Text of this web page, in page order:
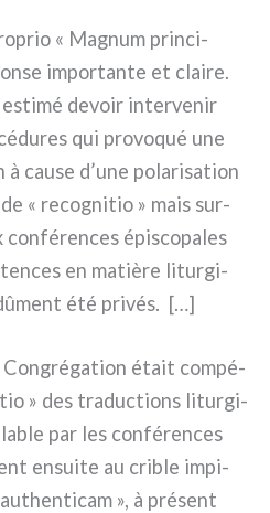
« Magnum prin­ci­
impor­tan­te et clai­re.
devoir inter­ve­nir
qui pro­vo­qué une
cau­se d’une pola­ri­sa­tion
« reco­gni­tio » mais sur­
épi­sco­pa­les
en matiè­re litur­gi­
été pri­vés. […]
Congrégation était com­pé­
» des tra­duc­tions litur­gi­
par les con­fé­ren­ces
ensui­te au cri­ble impi­
», à pré­sent